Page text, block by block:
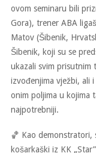
ovom seminaru bili
Gora), trener ABA
Matov (Šibenik,
Šibenik, koji su se
ukazali svim prisutnim
izvođenjima vježbi, ali
onim poljima u kojima
najpotrebniji.
🏀 Kao demonstratori,
košarkaški iz KK